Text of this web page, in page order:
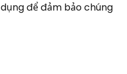
để đảm bảo chúng